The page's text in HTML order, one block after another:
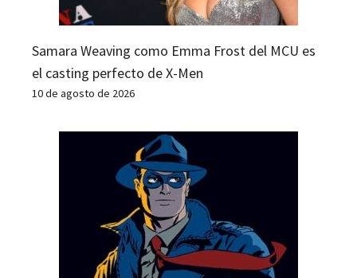
Samara Weaving como Emma Frost del MCU es
el casting perfecto de X-Men
10 de agosto de 2026